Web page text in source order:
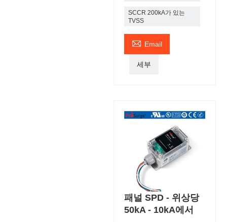
SCCR 200kA가 있는
TVSS
 Email
세부
패널 SPD - 위상당
50kA - 10kA에서